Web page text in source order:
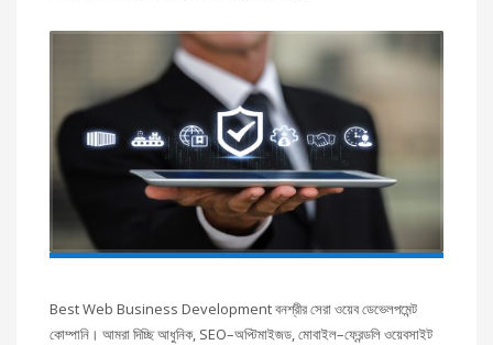
Best Web Business Development বনশ্রীর সেরা ওয়েব ডেভেলপমেন্ট
কোম্পানি। আমরা দিচ্ছি আধুনিক, SEO–অপ্টিমাইজড, মোবাইল–ফ্রেন্ডলি ওয়েবসাইট